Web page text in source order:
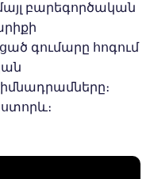
բարեգործական
գումարը հոգում